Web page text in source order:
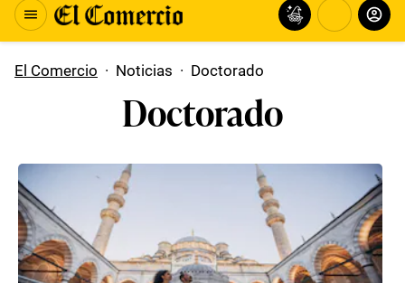
El Comercio · Noticias · Doctorado
Doctorado